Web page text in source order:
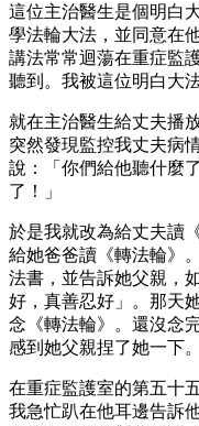
這位主治醫生是個明白
學法輪大法，並同意在
講法常常迴蕩在重症監
聽到。我被這位明白大
就在主治醫生給丈夫播
突然發現監控我丈夫病
說：「你們給他聽什麼
了！」
於是我就改為給丈夫讀
給她爸爸讀《轉法輪》
法書，並告訴她父親，
好，真善忍好」。那天
念《轉法輪》。還沒念
感到她父親捏了她一下。
在重症監護室的第五十
我急忙趴在他耳邊告訴